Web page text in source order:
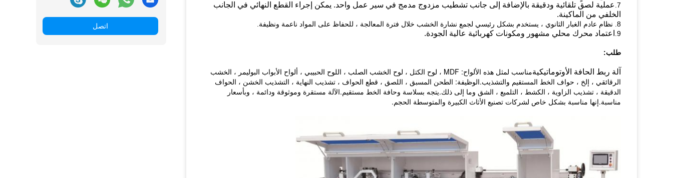
اتصل
7.
الخلفي من الماكينة.
8. نظام عادم الغبار الثانوي ، يستخدم بشكل رئيسي لجمع نشارة الخشب خلال فترة المعالجة ، للحفاظ على المواد ناعمة ونظيفة.
9.
اعتماد محرك محلي مشهور ومكونات كهربائية عالية الجودة.
طلب:
آلة ربط الحافة الأوتوماتيكية
مناسبة.إنها مناسبة بشكل خاص لشركات تصنيع الأثاث الكبيرة والمتوسطة الحجم.